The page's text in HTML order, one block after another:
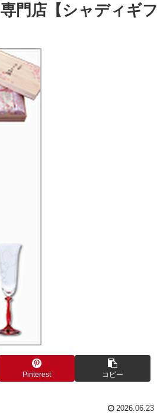
門店【シャディギフ
Pinterest コピー
2026.06.23